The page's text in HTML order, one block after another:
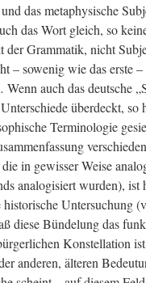
das metaphysische
das Wort gleich, so
der Grammatik, nicht
– sowenig wie das erste
auch das deutsche
überdeckt, so
Terminologie
in gewisser Weise
analogisiert wurden), ist
historische Untersuchung
diese Bündelung das
Konstellation
anderen, älteren